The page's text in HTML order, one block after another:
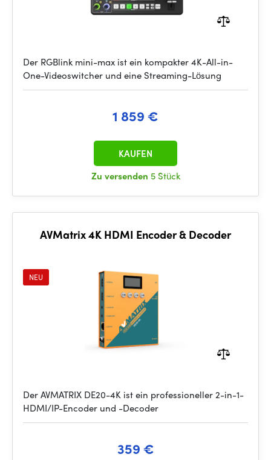
Der RGBlink mini-max ist ein kompakter 4K-All-in-
One-Videoswitcher und eine Streaming-Lösung
1 859 €
Zu versenden 5 Stück
KAUFEN
AVMatrix 4K HDMI Encoder & Decoder
NEU
Der AVMATRIX DE20-4K ist ein professioneller 2-in-1-
HDMI/IP-Encoder und -Decoder
359 €